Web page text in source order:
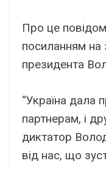
Про це
посиланням на
президента
“Україна дала
партнерам, і
диктатор
від нас, що